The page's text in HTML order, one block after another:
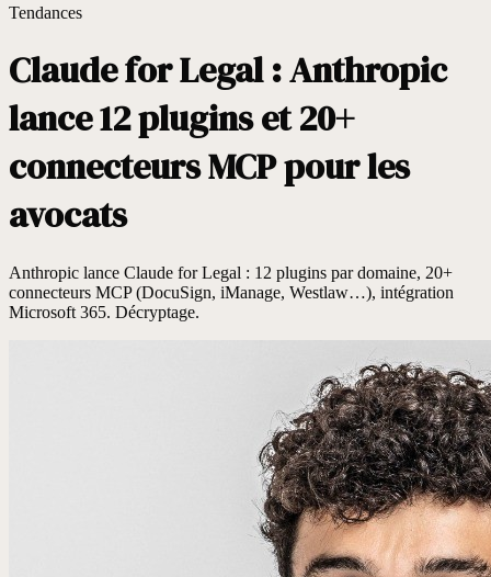
Tendances
Claude for Legal : Anthropic
lance 12 plugins et 20+
connecteurs MCP pour les
avocats
Anthropic lance Claude for Legal : 12 plugins par domaine, 20+
connecteurs MCP (DocuSign, iManage, Westlaw…), intégration
Microsoft 365. Décryptage.